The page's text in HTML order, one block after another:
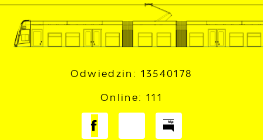
Odwiedzin: 13540178
Online: 111